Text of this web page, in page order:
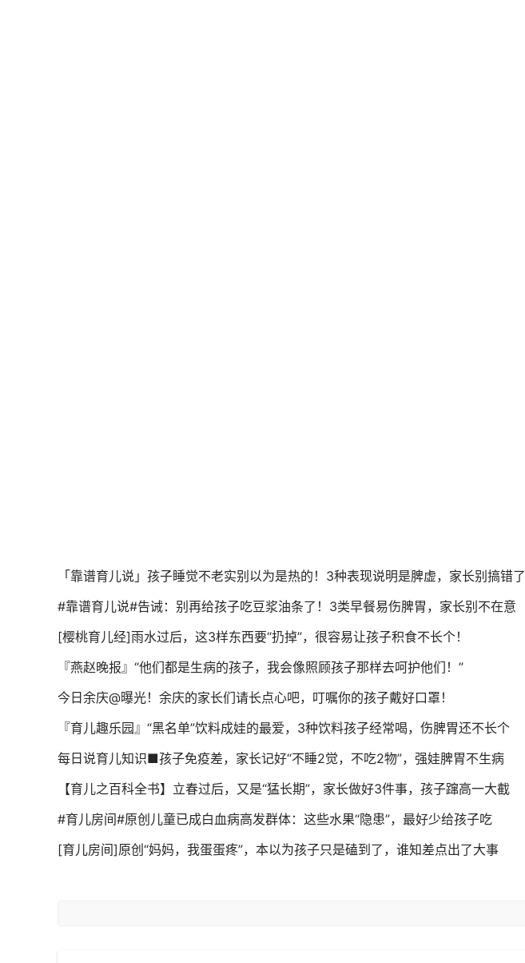
「靠谱育儿说」孩子睡觉不老实别以为是热的！3种表现说明是脾虚，家长别搞错了
#靠谱育儿说#告诫：别再给孩子吃豆浆油条了！3类早餐易伤脾胃，家长别不在意
[樱桃育儿经]雨水过后，这3样东西要“扔掉”，很容易让孩子积食不长个！
『燕赵晚报』“他们都是生病的孩子，我会像照顾孩子那样去呵护他们！”
今日余庆@曝光！余庆的家长们请长点心吧，叮嘱你的孩子戴好口罩！
『育儿趣乐园』“黑名单”饮料成娃的最爱，3种饮料孩子经常喝，伤脾胃还不长个
每日说育儿知识■孩子免疫差，家长记好“不睡2觉，不吃2物”，强娃脾胃不生病
【育儿之百科全书】立春过后，又是“猛长期”，家长做好3件事，孩子蹿高一大截
#育儿房间#原创儿童已成白血病高发群体：这些水果“隐患”，最好少给孩子吃
[育儿房间]原创“妈妈，我蛋蛋疼”，本以为孩子只是磕到了，谁知差点出了大事